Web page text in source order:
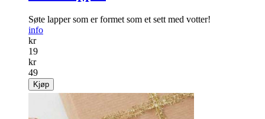
Søte lapper som er formet som et sett med votter!
info
kr
19
kr
49
Kjøp